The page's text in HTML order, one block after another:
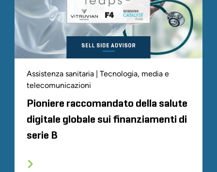
Assistenza sanitaria | Tecnologia, media e
telecomunicazioni
Pioniere raccomandato della salute
digitale globale sui finanziamenti di
serie B